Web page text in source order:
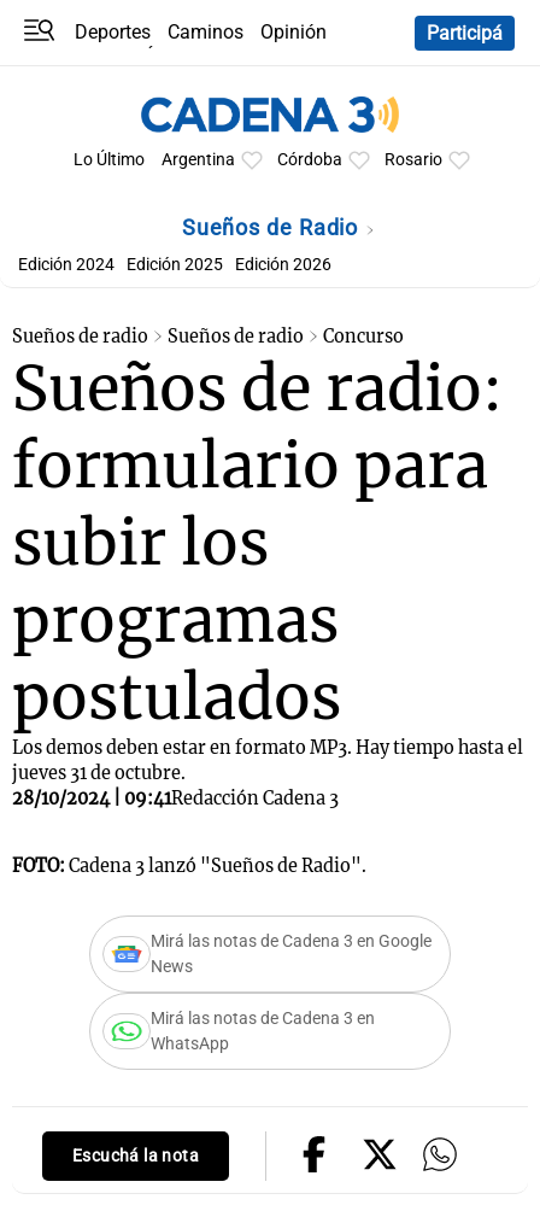
Deportes Caminos
Opinión
Participá
Lo Último Argentina Córdoba Rosario
Sueños de Radio
Edición 2024 Edición 2025 Edición 2026
Sueños de radio Sueños de radio Concurso
Sueños de radio:
formulario para
subir los
programas
postulados
Los demos deben estar en formato MP3. Hay tiempo hasta el
jueves 31 de octubre.
28/10/2024 | 09:41Redacción Cadena 3
FOTO: Cadena 3 lanzó "Sueños de Radio".
Mirá las notas de Cadena 3 en Google
News
Mirá las notas de Cadena 3 en
WhatsApp
Escuchá la nota